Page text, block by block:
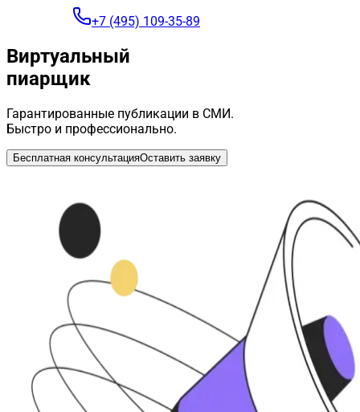
+7 (495) 109-35-89
Виртуальный
пиарщик
Гарантированные публикации в СМИ.
Быстро и профессионально.
Бесплатная консультацияОставить заявку